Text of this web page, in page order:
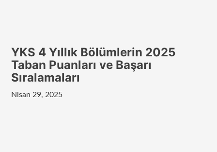
YKS 4 Yıllık Bölümlerin 2025
Taban Puanları ve Başarı
Sıralamaları
Nisan 29, 2025